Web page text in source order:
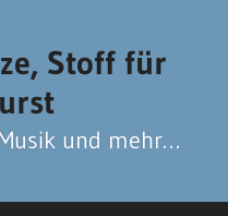
Stoff für
und mehr…